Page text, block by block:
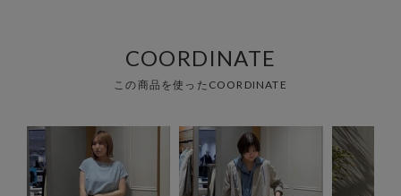
COORDINATE
この商品を使ったCOORDINATE